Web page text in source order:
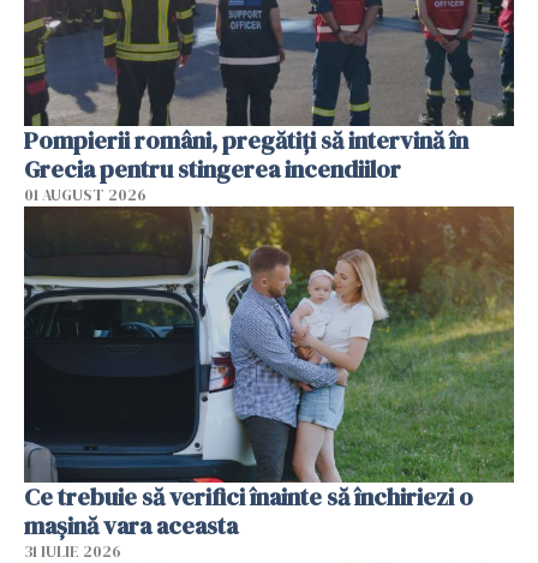
Pompierii români, pregătiţi să intervină în
Grecia pentru stingerea incendiilor
01 AUGUST 2026
Ce trebuie să verifici înainte să închiriezi o
mașină vara aceasta
31 IULIE 2026